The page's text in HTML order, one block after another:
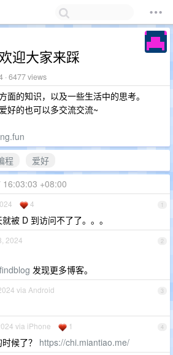
迎大家来踩
· 6477 views
面的知识，以及一些生活中的思考。
好的也可以多交流交流~
程
爱好
+08:00
1
4
被 D 到访问不了了。。。
2
2024
发现更多博客。
3
via Android
4
via iPhone 1
候了？ https://chi.miantiao.me/